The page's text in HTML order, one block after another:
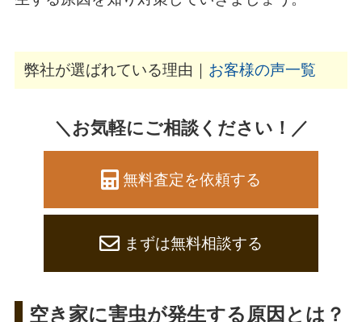
弊社が選ばれている理由｜ お客様の声一覧
＼お気軽にご相談ください！／
無料査定を依頼する
まずは無料相談する
空き家に害虫が発生する原因とは？